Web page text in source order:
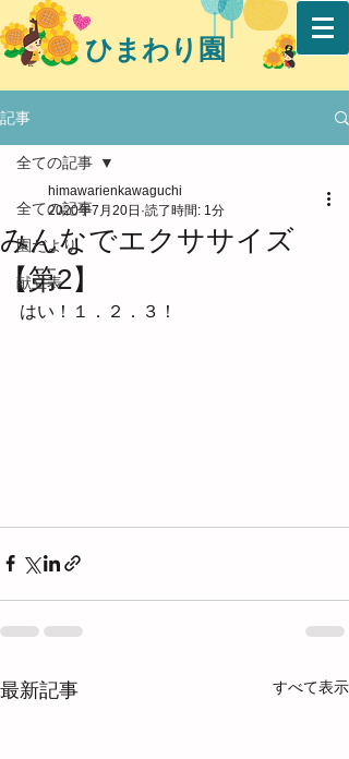
ひまわり園
記事
全ての記事
園だより
献立表
全ての記事
みんなでエクササイズ
【第2】
himawarienkawaguchi
2020年7月20日 読了時間: 1分
はい！１．２．３！
最新記事 すべて表示